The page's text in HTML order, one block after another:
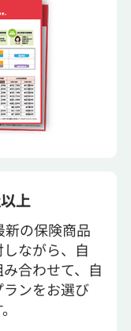
の保険商品
ながら、自
合わせて、自
ンをお選び
上